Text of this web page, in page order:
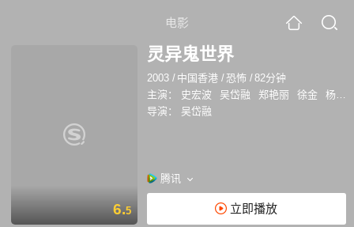
电影
6.5
灵异鬼世界
2003 / 中国香港 /恐怖 /82分钟
主演：
史宏波 吴岱融 郑艳丽 徐金 杨晶
导演：
吴岱融
腾讯
立即播放